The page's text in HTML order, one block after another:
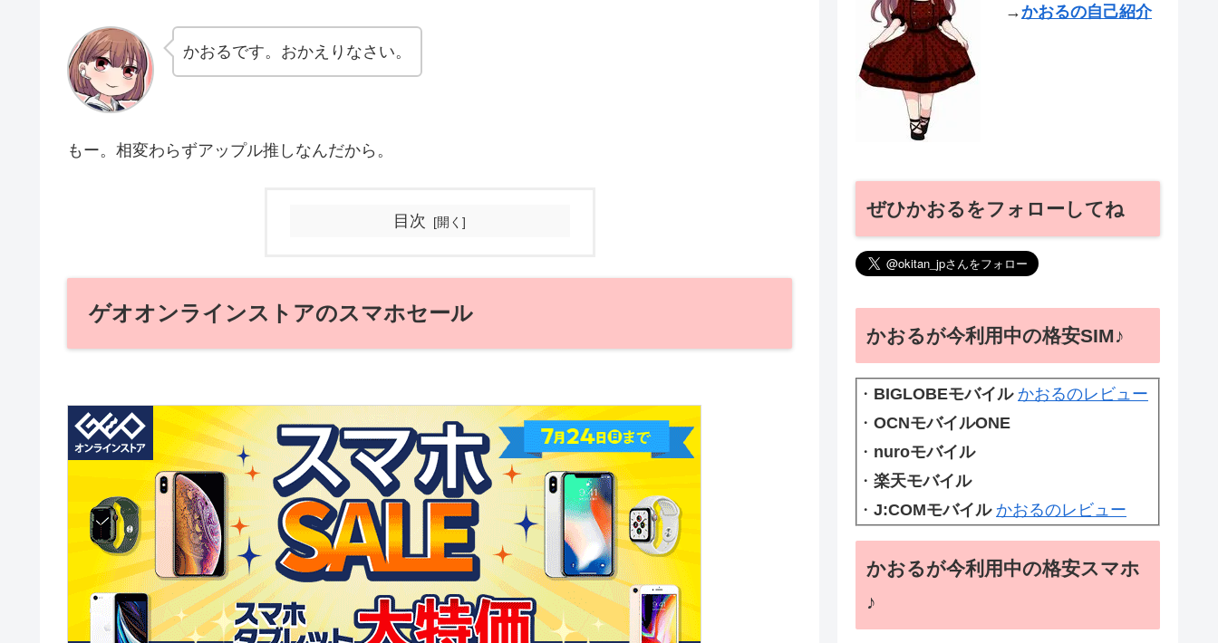
かおるです。おかえりなさい。
もー。相変わらずアップル推しなんだから。
目次
ゲオオンラインストアのスマホセール
→かおるの自己紹介
ぜひかおるをフォローしてね
かおるが今利用中の格安SIM♪
・ BIGLOBEモバイル かおるのレビュー
・ OCNモバイルONE
・ nuroモバイル
・ 楽天モバイル
・ J:COMモバイル かおるのレビュー
かおるが今利用中の格安スマホ
♪